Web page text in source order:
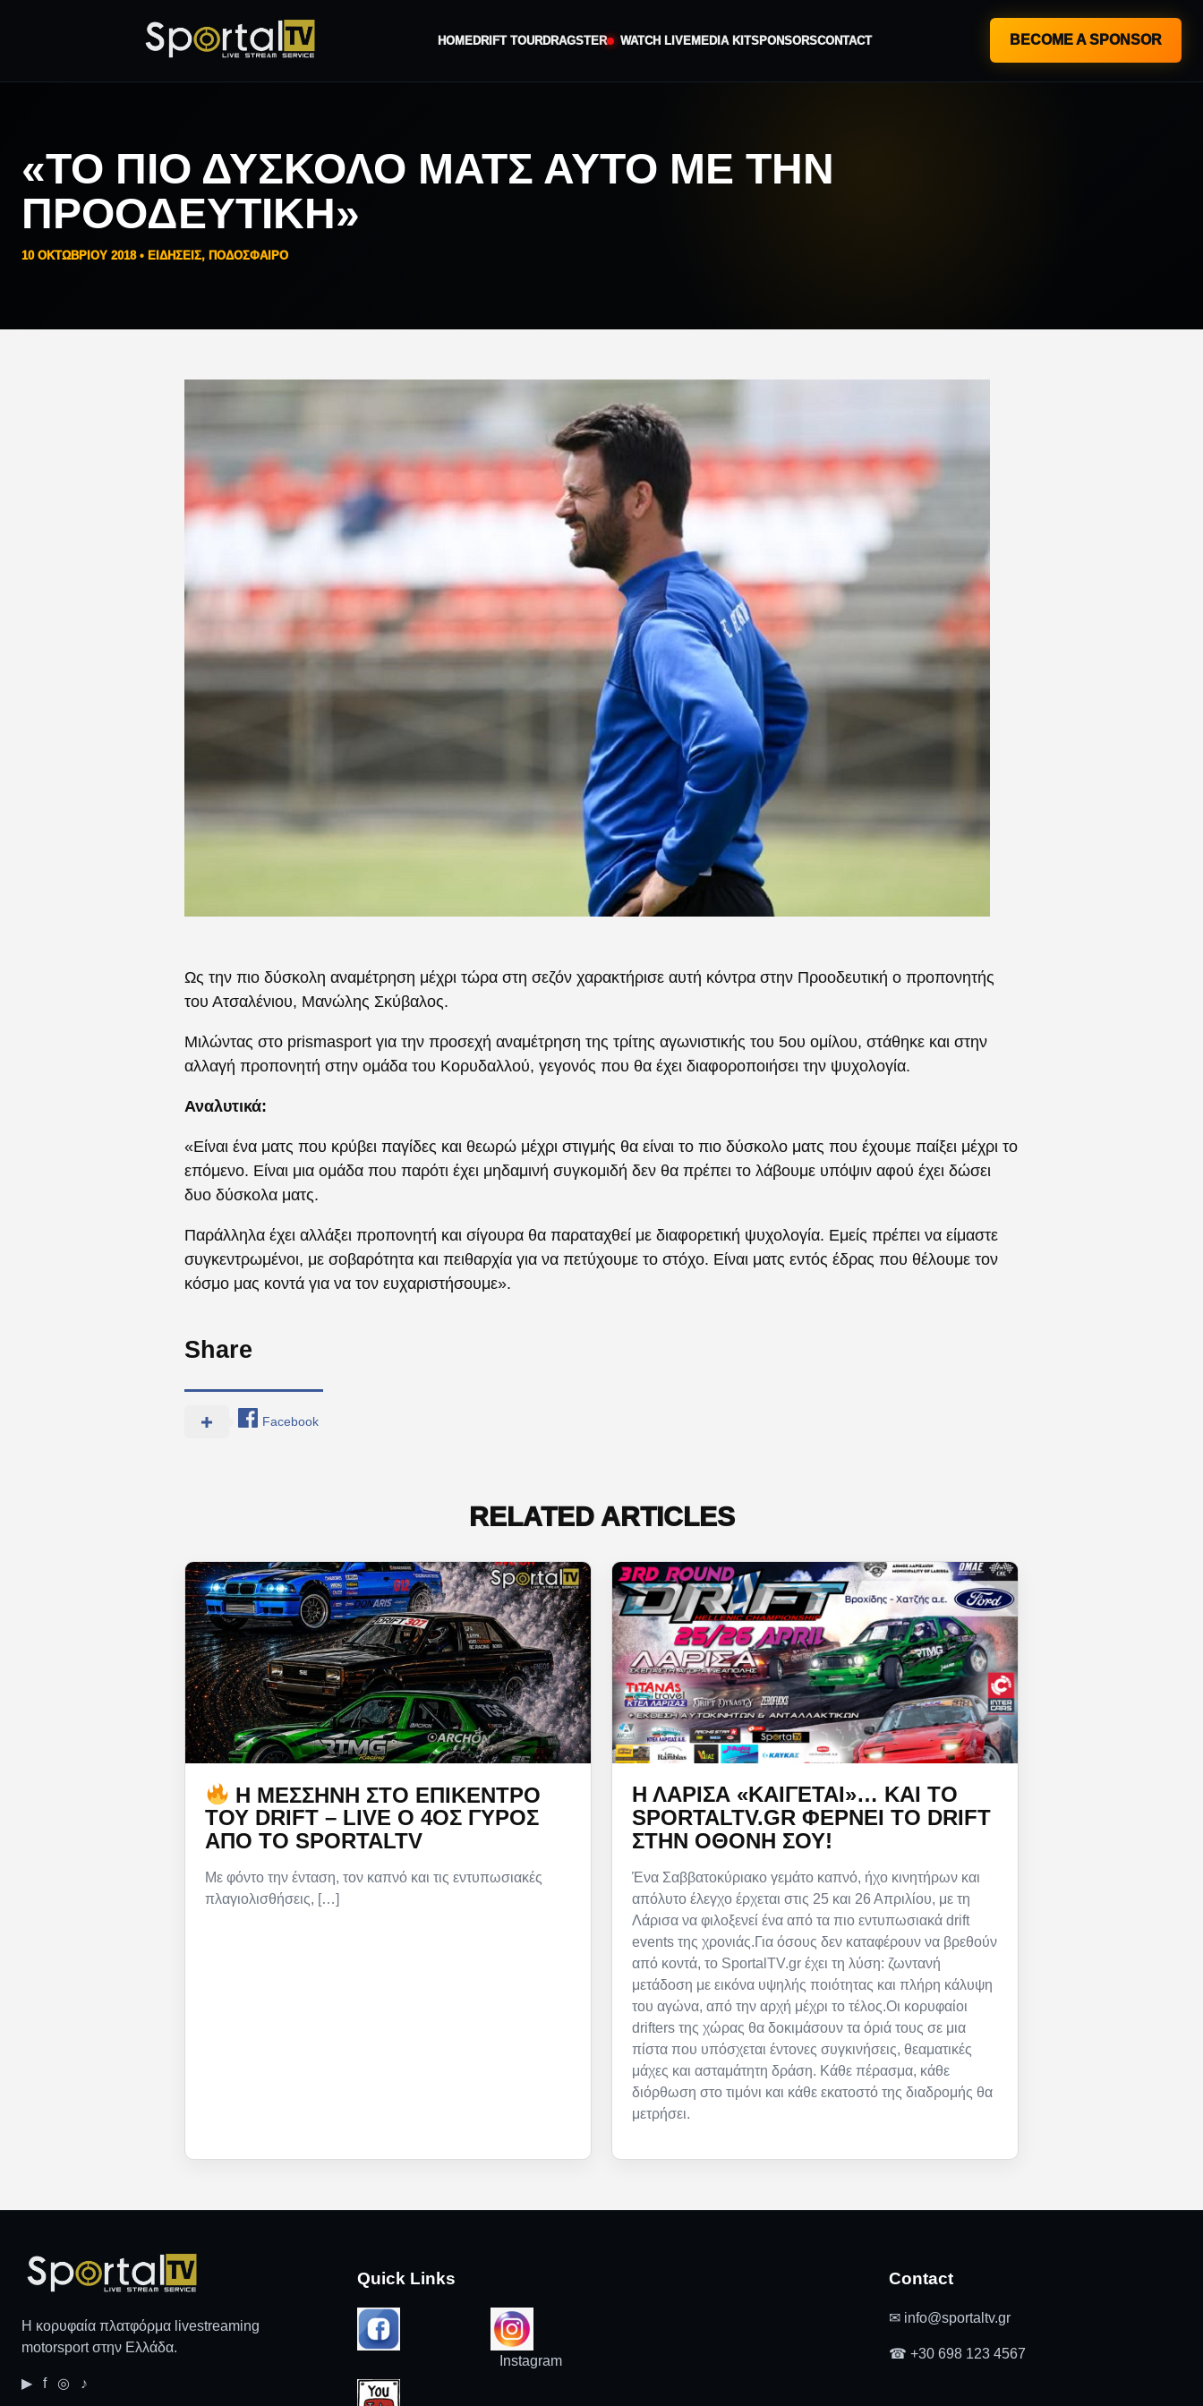
HOME DRIFT TOURDRAGSTER WATCH LIVE MEDIA KITSPONSORSCONTACT BECOME A SPONSOR
«ΤΟ ΠΙΟ ΔΎΣΚΟΛΟ ΜΑΤΣ ΑΥΤΌ ΜΕ ΤΗΝ
ΠΡΟΟΔΕΥΤΙΚΉ»
10 ΟΚΤΩΒΡΊΟΥ 2018 • ΕΙΔΗΣΕΙΣ, ΠΟΔΟΣΦΑΙΡΟ
Ως την πιο δύσκολη αναμέτρηση μέχρι τώρα στη σεζόν χαρακτήρισε αυτή κόντρα στην Προοδευτική ο προπονητής
του Ατσαλένιου, Μανώλης Σκύβαλος.
Μιλώντας στο prismasport για την προσεχή αναμέτρηση της τρίτης αγωνιστικής του 5ου ομίλου, στάθηκε και στην
αλλαγή προπονητή στην ομάδα του Κορυδαλλού, γεγονός που θα έχει διαφοροποιήσει την ψυχολογία.
Αναλυτικά:
«Είναι ένα ματς που κρύβει παγίδες και θεωρώ μέχρι στιγμής θα είναι το πιο δύσκολο ματς που έχουμε παίξει μέχρι το
επόμενο. Είναι μια ομάδα που παρότι έχει μηδαμινή συγκομιδή δεν θα πρέπει το λάβουμε υπόψιν αφού έχει δώσει
δυο δύσκολα ματς.
Παράλληλα έχει αλλάξει προπονητή και σίγουρα θα παραταχθεί με διαφορετική ψυχολογία. Εμείς πρέπει να είμαστε
συγκεντρωμένοι, με σοβαρότητα και πειθαρχία για να πετύχουμε το στόχο. Είναι ματς εντός έδρας που θέλουμε τον
κόσμο μας κοντά για να τον ευχαριστήσουμε».
Share
Facebook
RELATED ARTICLES
Η ΜΕΣΣΉΝΗ ΣΤΟ ΕΠΊΚΕΝΤΡΟ
ΤΟΥ DRIFT – LIVE Ο 4ΟΣ ΓΎΡΟΣ
ΑΠΌ ΤΟ SPORTALTV
Με φόντο την ένταση, τον καπνό και τις εντυπωσιακές
πλαγιολισθήσεις, […]
Η ΛΆΡΙΣΑ «ΚΑΊΓΕΤΑΙ»… ΚΑΙ ΤΟ
SPORTALTV.GR ΦΈΡΝΕΙ ΤΟ DRIFT
ΣΤΗΝ ΟΘΌΝΗ ΣΟΥ!
Ένα Σαββατοκύριακο γεμάτο καπνό, ήχο κινητήρων και
απόλυτο έλεγχο έρχεται στις 25 και 26 Απριλίου, με τη
Λάρισα να φιλοξενεί ένα από τα πιο εντυπωσιακά drift
events της χρονιάς.Για όσους δεν καταφέρουν να βρεθούν
από κοντά, το SportalTV.gr έχει τη λύση: ζωντανή
μετάδοση με εικόνα υψηλής ποιότητας και πλήρη κάλυψη
του αγώνα, από την αρχή μέχρι το τέλος.Οι κορυφαίοι
drifters της χώρας θα δοκιμάσουν τα όριά τους σε μια
πίστα που υπόσχεται έντονες συγκινήσεις, θεαματικές
μάχες και ασταμάτητη δράση. Κάθε πέρασμα, κάθε
διόρθωση στο τιμόνι και κάθε εκατοστό της διαδρομής θα
μετρήσει.
Η κορυφαία πλατφόρμα livestreaming
motorsport στην Ελλάδα.
▶ f ◎ ♪
Quick Links
Instagram
Contact
✉ info@sportaltv.gr
☎ +30 698 123 4567